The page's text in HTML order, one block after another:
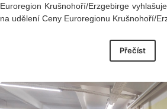
Euroregion Krušnohoří/Erzgebirge
na udělení Ceny Euroregionu Krušnohoří/
Přečíst